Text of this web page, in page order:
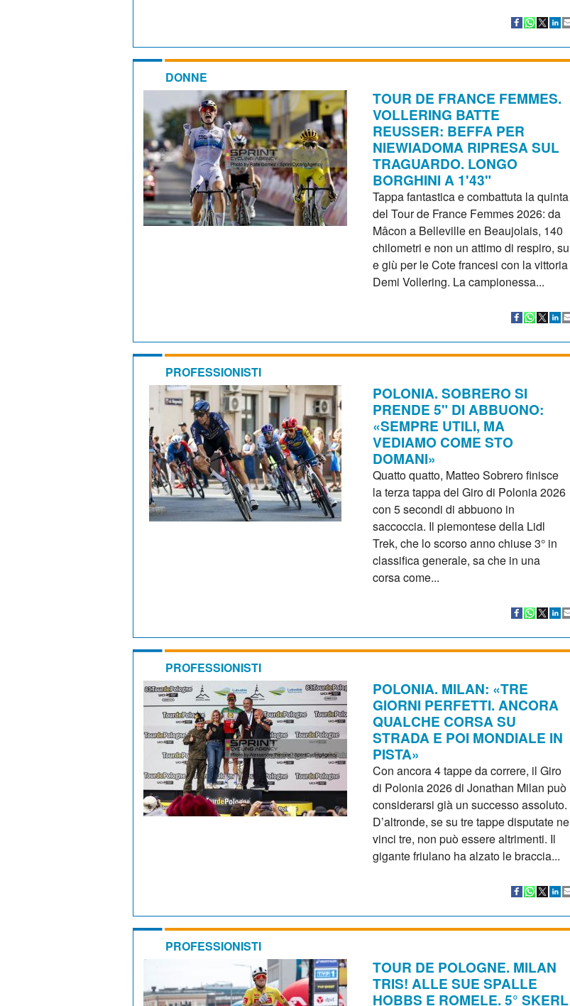
DONNE
TOUR DE FRANCE FEMMES.
VOLLERING BATTE
REUSSER: BEFFA PER
NIEWIADOMA RIPRESA SUL
TRAGUARDO. LONGO
BORGHINI A 1'43"
Tappa fantastica e combattuta la quinta
del Tour de France Femmes 2026: da
Mâcon a Belleville en Beaujolais, 140
chilometri e non un attimo di respiro, su
e giù per le Cote francesi con la vittoria
Demi Vollering. La campionessa...
PROFESSIONISTI
POLONIA. SOBRERO SI
PRENDE 5" DI ABBUONO:
«SEMPRE UTILI, MA
VEDIAMO COME STO
DOMANI»
Quatto quatto, Matteo Sobrero finisce
la terza tappa del Giro di Polonia 2026
con 5 secondi di abbuono in
saccoccia. Il piemontese della Lidl
Trek, che lo scorso anno chiuse 3° in
classifica generale, sa che in una
corsa come...
PROFESSIONISTI
POLONIA. MILAN: «TRE
GIORNI PERFETTI. ANCORA
QUALCHE CORSA SU
STRADA E POI MONDIALE IN
PISTA»
Con ancora 4 tappe da correre, il Giro
di Polonia 2026 di Jonathan Milan può
considerarsi già un successo assoluto.
D’altronde, se su tre tappe disputate ne
vinci tre, non può essere altrimenti. Il
gigante friulano ha alzato le braccia...
PROFESSIONISTI
TOUR DE POLOGNE. MILAN
TRIS! ALLE SUE SPALLE
HOBBS E ROMELE. 5° SKERL